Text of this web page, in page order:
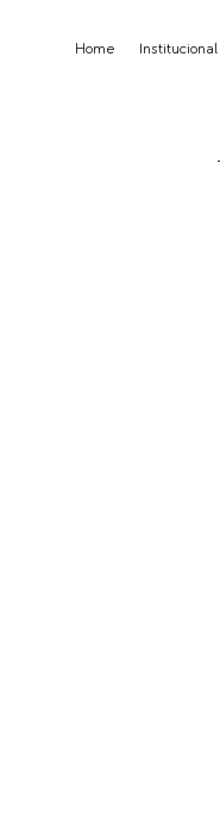
Home Institucional